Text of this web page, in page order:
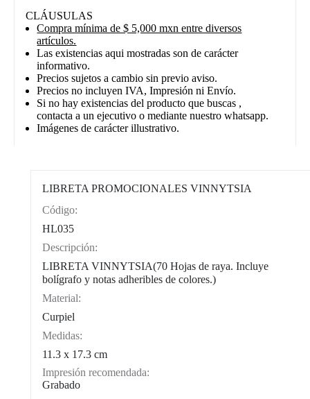
CLÁUSULAS
Compra mínima de $ 5,000 mxn entre diversos
artículos.
Las existencias aqui mostradas son de carácter
informativo.
Precios sujetos a cambio sin previo aviso.
Precios no incluyen IVA, Impresión ni Envío.
Si no hay existencias del producto que buscas ,
contacta a un ejecutivo o mediante nuestro whatsapp.
Imágenes de carácter illustrativo.
LIBRETA PROMOCIONALES VINNYTSIA
Código:
HL035
Descripción:
LIBRETA VINNYTSIA(70 Hojas de raya. Incluye
bolígrafo y notas adheribles de colores.)
Material:
Curpiel
Medidas:
11.3 x 17.3 cm
Impresión recomendada:
Grabado